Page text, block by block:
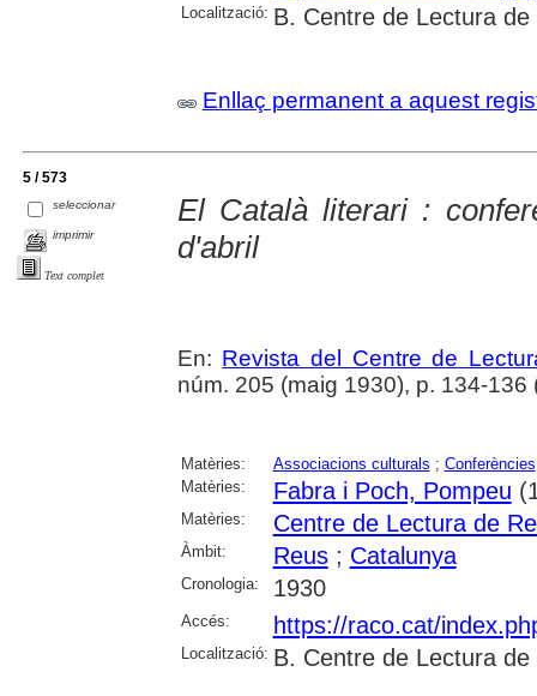
Localització: B. Centre de Lectura de
Enllaç permanent a aquest
5 / 573
seleccionar
imprimir
Text complet
El Català literari :
d'abril
En: Revista del Centre de
núm. 205 (maig 1930), p. 134-136
Matèries: Associacions culturals ; Conferències
Matèries:
Fabra i Poch, Pompeu
Matèries: Centre de Lectura de
Àmbit: Reus; Catalunya
Cronologia: 1930
Accés: https://raco.cat/
Localització: B. Centre de Lectura de